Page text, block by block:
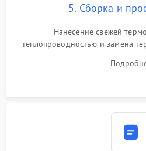
5. Сборка и
Нанесение свежей
теплопроводностью и замена
шлейфов, модулей памяти и